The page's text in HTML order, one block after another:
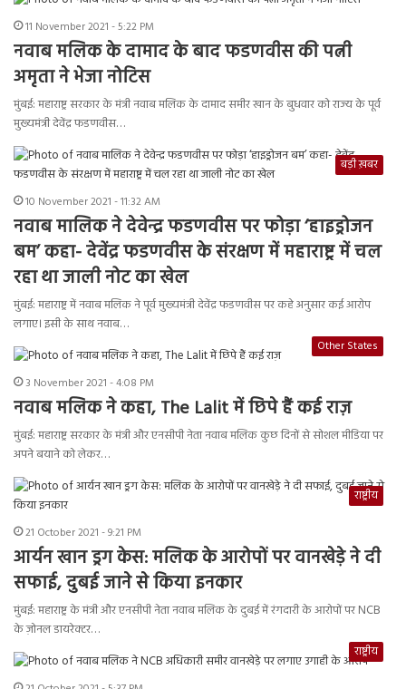
11 November 2021 - 5:22 PM
नवाब मलिक के दामाद के बाद फडणवीस की पत्नी
अमृता ने भेजा नोटिस
मुंबई: महाराष्ट्र सरकार के मंत्री नवाब मलिक के दामाद समीर खान के बुधवार को राज्य के पूर्व
मुख्यमंत्री देवेंद्र फडणवीस…
बड़ी ख़बर
10 November 2021 - 11:32 AM
नवाब मालिक ने देवेन्द्र फडणवीस पर फोड़ा ‘हाइड्रोजन
बम’ कहा- देवेंद्र फडणवीस के संरक्षण में महाराष्ट्र में चल
रहा था जाली नोट का खेल
मुंबई: महाराष्ट्र में नवाब मलिक ने पूर्व मुख्यमंत्री देवेंद्र फडणवीस पर कहे अनुसार कई आरोप
लगाए। इसी के साथ नवाब…
Other States
3 November 2021 - 4:08 PM
नवाब मलिक ने कहा, The Lalit में छिपे हैं कई राज़
मुंबई: महाराष्ट्र सरकार के मंत्री और एनसीपी नेता नवाब मलिक कुछ दिनों से सोशल मीडिया पर
अपने बयाने को लेकर…
राष्ट्रीय
21 October 2021 - 9:21 PM
आर्यन खान ड्रग केस: मलिक के आरोपों पर वानखेड़े ने दी
सफाई, दुबई जाने से किया इनकार
मुंबई: महाराष्ट्र के मंत्री और एनसीपी नेता नवाब मलिक के दुबई में रंगदारी के आरोपों पर NCB
के ज़ोनल डायरेक्टर…
राष्ट्रीय